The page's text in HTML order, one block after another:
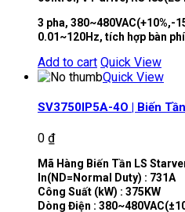
3 pha, 380~480VAC(+10%,-
0.01~120Hz, tích hợp bàn
Add to cart Quick View
Quick View
SV3750IP5A-4O | Biến
0 ₫
Mã Hàng Biến Tần LS
In(ND=Normal Duty) : 731A
Công Suất (kW) : 375KW
Dòng Điện :